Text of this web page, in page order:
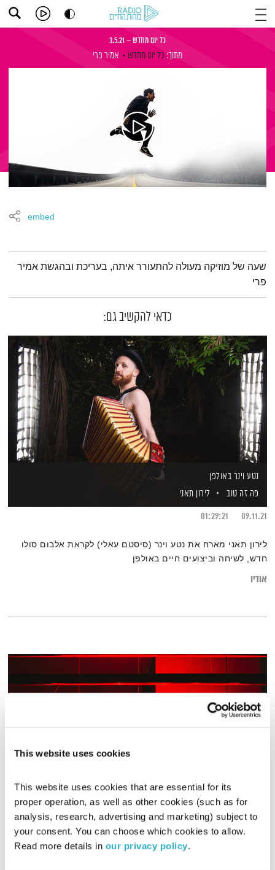
This website uses cookies
This website uses cookies that are essential for its
proper operation, as well as other cookies (such as for
analysis, research, advertising and marketing) subject to
your consent. You can choose which cookies to allow.
Read more details in our privacy policy.
כל יום מחדש – 3.5.21
מתוך: כל יום מחדש אמיר פרי
embed
תמצית הפודקאסט
שעה של מוזיקה מעולה להתעורר איתה, בעריכת ובהגשת אמיר
פרי
כדאי להקשיב גם:
נטע וינר באולפן
פה זה טוב
לירון תאני
09.11.21
01:29:21
לירון תאני מארח את נטע וינר (סיסטם עאלי) לקראת אלבום סולו
חדש, לשיחה וביצועים חיים באולפן
אודיו
לצלול לתוך פסקול
דידי ארז
20.07.19
00:55:54